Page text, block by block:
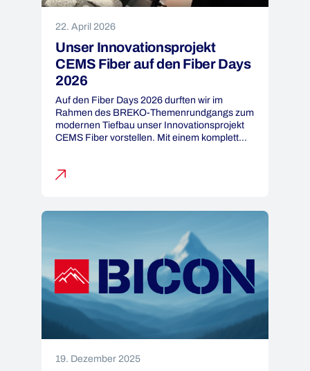
22. April 2026
Unser Innovationsprojekt
CEMS Fiber auf den Fiber Days
2026
Auf den Fiber Days 2026 durften wir im
Rahmen des BREKO-Themenrundgangs zum
modernen Tiefbau unser Innovationsprojekt
CEMS Fiber vorstellen. Mit einem komplett
Verkabelung und deutlich schnellere Rollouts
Austausch so spannend […]
19. Dezember 2025